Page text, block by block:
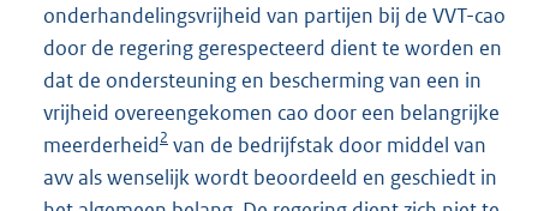
onderhandelingsvrijheid van partijen bij de VVT-cao
door de regering gerespecteerd dient te worden en
dat de ondersteuning en bescherming van een in
vrijheid overeengekomen cao door een belangrijke
meerderheid2 van de bedrijfstak door middel van
avv als wenselijk wordt beoordeeld en geschiedt in